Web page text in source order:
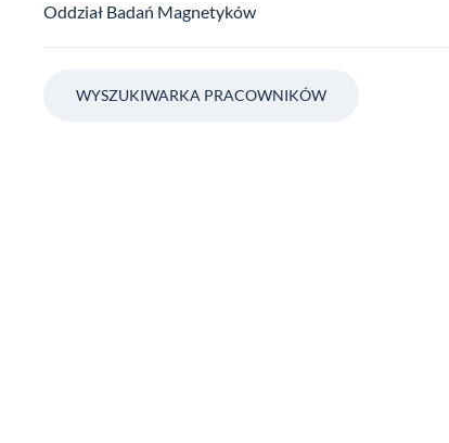
Oddział Badań Magnetyków
WYSZUKIWARKA PRACOWNIKÓW